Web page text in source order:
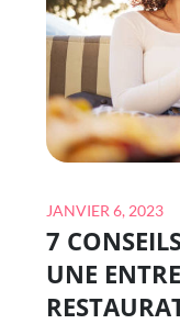
Posted
on
JANVIER 6, 2023
7
UNE